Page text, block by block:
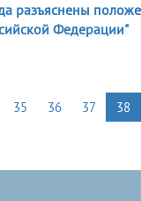
разъяснены
Федерации"
35 36 37 38